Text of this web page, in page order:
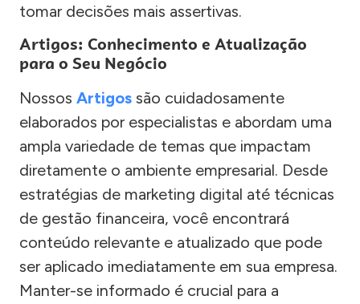
tomar decisões mais assertivas.
Artigos: Conhecimento e Atualização
para o Seu Negócio
Nossos Artigos são cuidadosamente
elaborados por especialistas e abordam uma
ampla variedade de temas que impactam
diretamente o ambiente empresarial. Desde
estratégias de marketing digital até técnicas
de gestão financeira, você encontrará
conteúdo relevante e atualizado que pode
ser aplicado imediatamente em sua empresa.
Manter-se informado é crucial para a